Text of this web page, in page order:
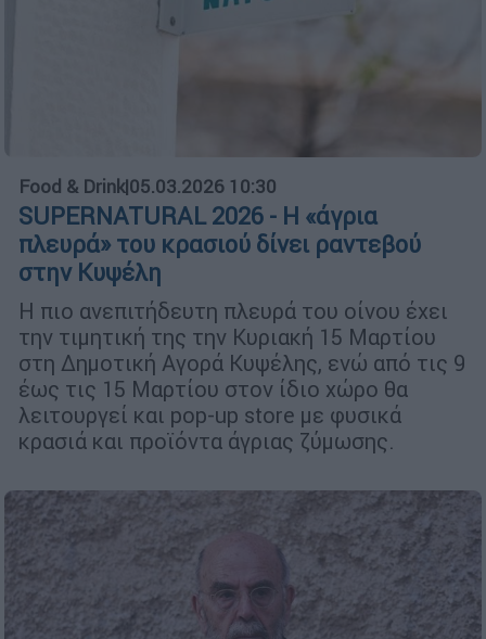
Food & Drink|05.03.2026 10:30
SUPERNATURAL 2026 - Η «άγρια
πλευρά» του κρασιού δίνει ραντεβού
στην Κυψέλη
Η πιο ανεπιτήδευτη πλευρά του οίνου έχει
την τιμητική της την Κυριακή 15 Μαρτίου
στη Δημοτική Αγορά Κυψέλης, ενώ από τις 9
έως τις 15 Μαρτίου στον ίδιο χώρο θα
λειτουργεί και pop-up store με φυσικά
κρασιά και προϊόντα άγριας ζύμωσης.